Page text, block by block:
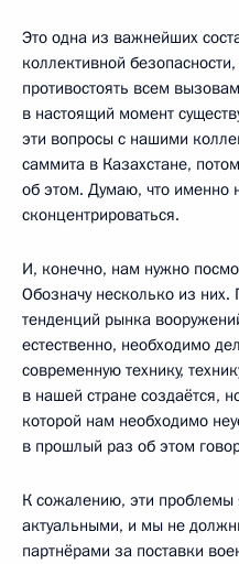
Это одна из важнейших
коллективной
противостоять всем
в настоящий момент
эти вопросы с нашими
саммита в Казахстане,
об этом. Думаю, что именно
сконцентрироваться.
И, конечно, нам нужно
Обозначу несколько из
тенденций рынка
естественно, необходимо
современную технику,
в нашей стране создаётся,
которой нам необходимо
в прошлый раз об этом
К сожалению, эти проблемы
актуальными, и мы не
партнёрами за поставки